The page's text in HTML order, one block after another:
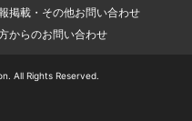
掲載・その他お問い合わせ
からのお問い合わせ
All Rights Reserved.